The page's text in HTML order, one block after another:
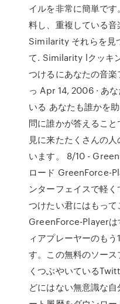
イルを非常に簡単で
料し、重複している音
Similarity それらを見
て. Similarity lクッキ
つけるにあなたの音
っ Apr 14, 2006 · あ
いる あなたも誰かを
問に誰かが答えるこ
見に来たたくさんの
います。 8/10 -
ロード GreenForce-
ンターフェイスで軽
つけたい君にはもっ
GreenForce-Playerは
ィアプレーヤーのも
す。この無料のソー
くつぶやいている
どにはない無意識な